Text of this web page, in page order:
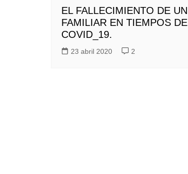
EL FALLECIMIENTO DE UN
FAMILIAR EN TIEMPOS DE
COVID_19.
23 abril 2020 2